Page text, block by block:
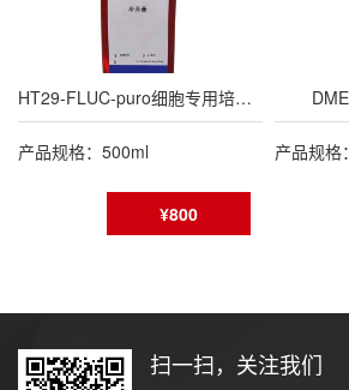
HT29-FLUC-puro细胞专用培养基
产品规格：500ml
¥800
产品规格
扫一扫，关注我们